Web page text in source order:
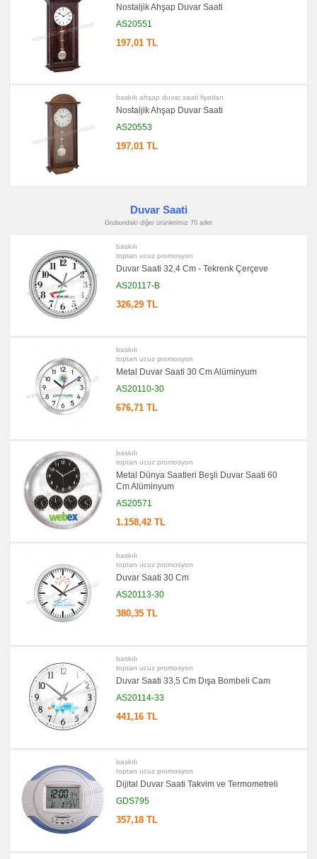
Nostaljik Ahşap Duvar Saati
AS20551
197,01 TL
baskılı ahşap duvar saati fiyatları
Nostaljik Ahşap Duvar Saati
AS20553
197,01 TL
Duvar Saati
Grubundaki diğer ürünlerimiz 70 adet
baskılı
toptan ucuz promosyon
Duvar Saati 32,4 Cm - Tekrenk Çerçeve
AS20117-B
326,29 TL
baskılı
toptan ucuz promosyon
Metal Duvar Saati 30 Cm Alüminyum
AS20110-30
676,71 TL
baskılı
toptan ucuz promosyon
Metal Dünya Saatleri Beşli Duvar Saati 60
Cm Alüminyum
AS20571
1.158,42 TL
baskılı
toptan ucuz promosyon
Duvar Saati 30 Cm
AS20113-30
380,35 TL
baskılı
toptan ucuz promosyon
Duvar Saati 33,5 Cm Dışa Bombeli Cam
AS20114-33
441,16 TL
baskılı
toptan ucuz promosyon
Dijital Duvar Saati Takvim ve Termometreli
GDS795
357,18 TL
Aynası
Manikür
Seti
promosyon
Şerit
Metre
promosyon
Çakı
Feneri
promosyon
Çakmak
promosyon
PowerBank
&
Şarj
Kablosu
promosyon
Flash
Bellek
promosyon
Kalem
Seti
promosyon
Kalemlik
promosyon
Radyo
promosyon
Takvim
&
Bloknot
promosyon
Para
Tabağı
promosyon
Evrak
Çantası
&
Masa
Seti
&
Sümen
Takımı
promosyon
Yapışkan
Notluk
Tutucu
promosyon
Bilgisayar
Aksesuarları
promosyon
Diğer